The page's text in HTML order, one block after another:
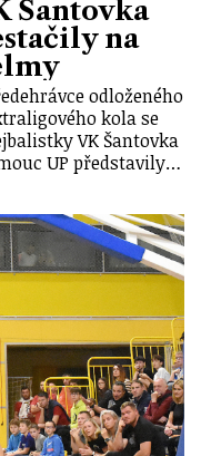
Šantovka
na
odloženého
kola se
VK Šantovka
UP představily…